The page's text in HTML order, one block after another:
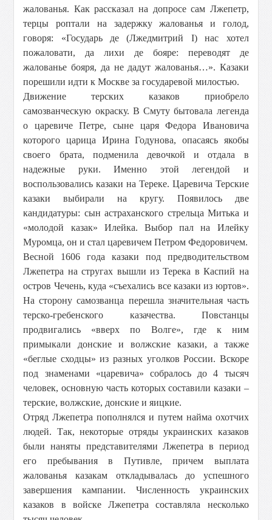
жалованья. Как рассказал на допросе сам Лжепетр,
терцы роптали на задержку жалованья и голод,
говоря: «Государь де (Лжедмитрий I) нас хотел
пожаловати, да лихи де бояре: переводят де
жалованье бояря, да не дадут жалованья…». Казаки
порешили идти к Москве за государевой милостью.
Движение терских казаков приобрело
самозванческую окраску. В Смуту бытовала легенда
о царевиче Петре, сыне царя Федора Ивановича
которого царица Ирина Годунова, опасаясь якобы
своего брата, подменила девочкой и отдала в
надежные руки. Именно этой легендой и
воспользовались казаки на Тереке. Царевича Терские
казаки выбирали на кругу. Появилось две
кандидатуры: сын астраханского стрельца Митька и
«молодой казак» Илейка. Выбор пал на Илейку
Муромца, он и стал царевичем Петром Федоровичем.
Весной 1606 года казаки под предводительством
Лжепетра на стругах вышли из Терека в Каспий на
остров Чечень, куда «съехались все казаки из юртов».
На сторону самозванца перешла значительная часть
терско-гребенского казачества. Повстанцы
продвигались «вверх по Волге», где к ним
примыкали донские и волжские казаки, а также
«беглые сходцы» из разных уголков России. Вскоре
под знаменами «царевича» собралось до 4 тысяч
человек, основную часть которых составили казаки –
терские, волжские, донские и яицкие.
Отряд Лжепетра пополнялся и путем найма охотчих
людей. Так, некоторые отряды украинских казаков
были наняты представителями Лжепетра в период
его пребывания в Путивле, причем выплата
жалованья казакам откладывалась до успешного
завершения кампании. Численность украинских
казаков в войске Лжепетра составляла несколько